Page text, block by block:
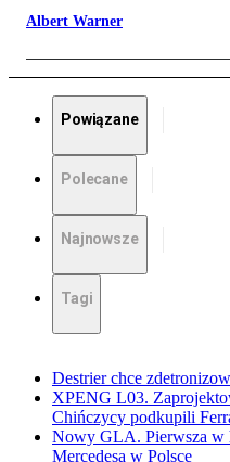
Albert Warner
Powiązane
Polecane
Najnowsze
Tagi
Destrier chce
XPENG L03.
Chińczycy podkupili
Nowy GLA. Pierwsza w
Mercedesa w Polsce